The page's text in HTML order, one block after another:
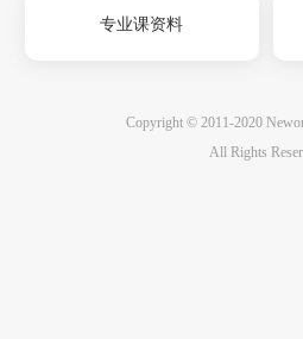
专业课资料
Copyright © 2011-2020
All Rights